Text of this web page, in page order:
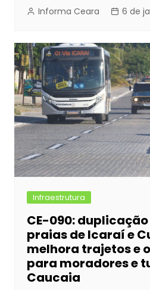
Informa Ceara 6 de
Infraestrutura
CE-090:
praias de Icaraí e
melhora trajetos e
para moradores e
Caucaia